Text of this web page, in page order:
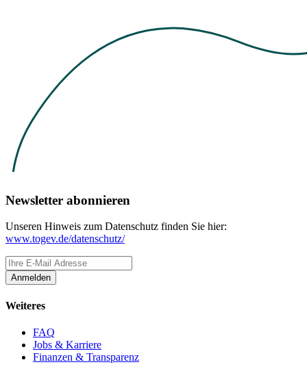
Newsletter abonnieren
Unseren Hinweis zum Datenschutz finden Sie hier:
www.togev.de/datenschutz/
Anmelden
Weiteres
FAQ
Jobs & Karriere
Finanzen & Transparenz